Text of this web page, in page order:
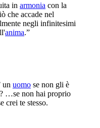
in armonia con la
che accade nel
negli infinitesimi
anima.”
un uomo se non gli è
? …se non hai proprio
crei te stesso.